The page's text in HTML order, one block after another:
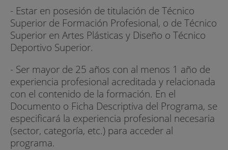
- Estar en posesión de titulación de Técnico
Superior de Formación Profesional, o de Técnico
Superior en Artes Plásticas y Diseño o Técnico
Deportivo Superior.
- Ser mayor de 25 años con al menos 1 año de
experiencia profesional acreditada y relacionada
con el contenido de la formación. En el
Documento o Ficha Descriptiva del Programa, se
especificará la experiencia profesional necesaria
(sector, categoría, etc.) para acceder al
programa.